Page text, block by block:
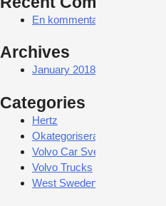
En kommentarsförfattare
Archives
January 2018
Categories
Hertz
Okategoriserade
Volvo Car Sverige
Volvo Trucks
West Sweden Tourist Board